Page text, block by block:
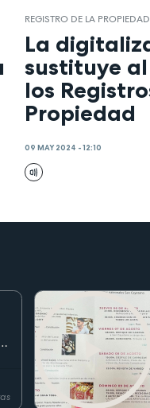
REGISTRO DE LA PROPIEDAD
La
sustituye
los
Propiedad
09 MAY 2024 - 12:10